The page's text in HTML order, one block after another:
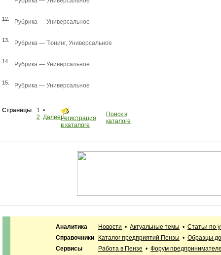
12. Рубрика — Универсальное
13. Рубрика — Тюнинг, Универсальное
14. Рубрика — Универсальное
15. Рубрика — Универсальное
Страницы
1 •
2 Далее Регистрация
в каталоге
Поиск в
каталоге
Аналитика Новости • Актуальные темы • Статьи по
Справочники
Каталог предприятий Пензы • Образцы
Сервисы
Работа в Пензе • Форум